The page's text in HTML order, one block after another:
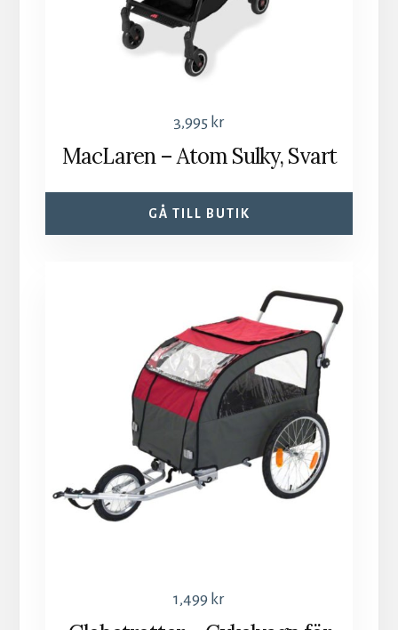
3,995 kr
MacLaren – Atom Sulky, Svart
GÅ TILL BUTIK
1,499 kr